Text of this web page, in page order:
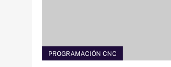
PROGRAMACIÓN CNC